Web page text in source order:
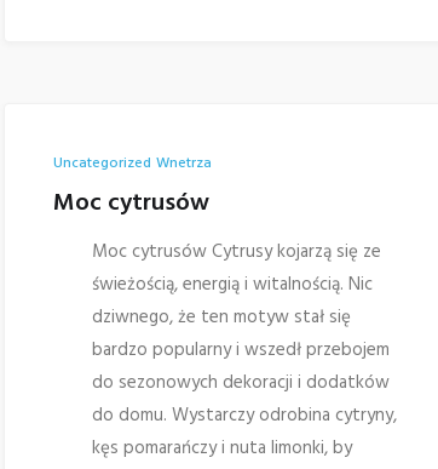
Uncategorized Wnetrza
Moc cytrusów
Moc cytrusów Cytrusy kojarzą się ze
świeżością, energią i witalnością. Nic
dziwnego, że ten motyw stał się
bardzo popularny i wszedł przebojem
do sezonowych dekoracji i dodatków
do domu. Wystarczy odrobina cytryny,
kęs pomarańczy i nuta limonki, by